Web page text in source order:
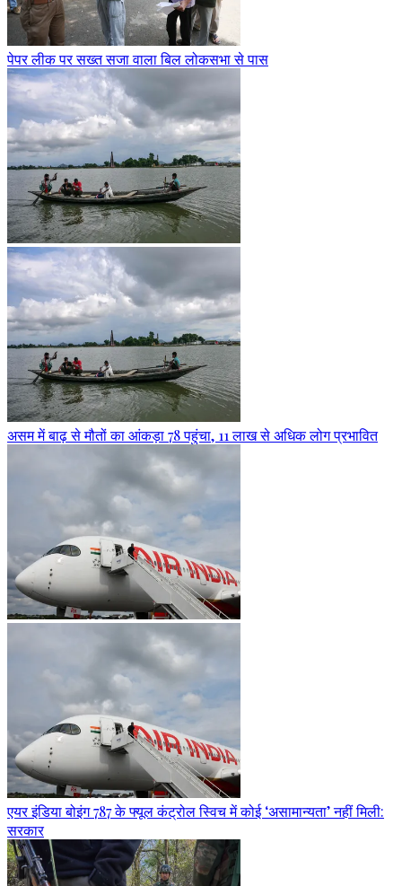
पेपर लीक पर सख्त सजा वाला बिल लोकसभा से पास
असम में बाढ़ से मौतों का आंकड़ा 78 पहुंचा, 11 लाख से अधिक लोग प्रभावित
एयर इंडिया बोइंग 787 के फ्यूल कंट्रोल स्विच में कोई ‘असामान्यता’ नहीं मिली:
सरकार